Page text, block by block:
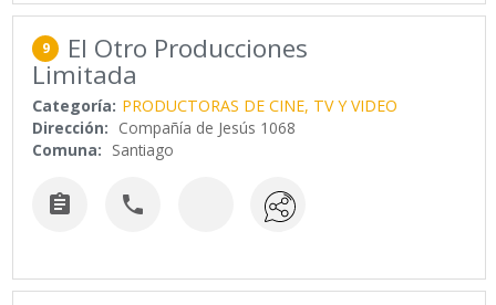
9 El Otro Producciones
Limitada
Categoría: PRODUCTORAS DE CINE, TV Y VIDEO
Dirección: Compañía de Jesús 1068
Comuna: Santiago
 